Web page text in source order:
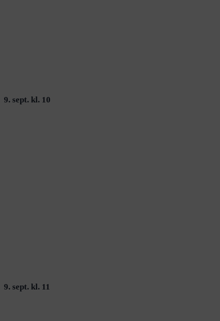
9. sept. kl. 10
9. sept. kl. 11